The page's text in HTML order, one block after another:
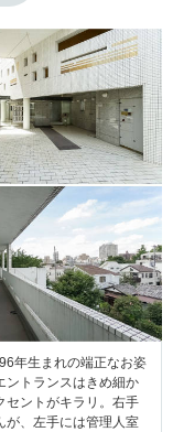
年生まれの端正なお姿
ントランスはきめ細か
セントがキラリ。右手
が、左手には管理人室